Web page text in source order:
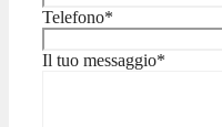
Telefono*
Il tuo messaggio*